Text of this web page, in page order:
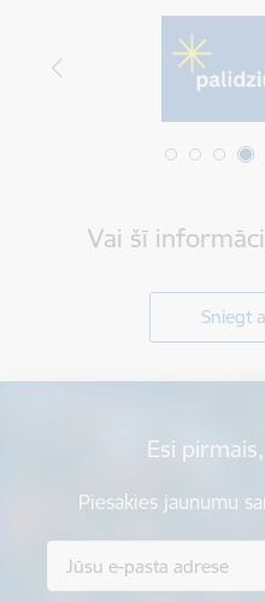
Vai šī
Sniegt
Esi
Piesakies jaunumu